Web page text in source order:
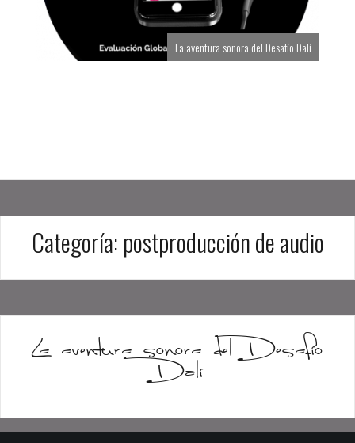
La aventura sonora del Desafío Dalí
Categoría:postproducción de audio
La aventura sonora del Desafío
Dalí